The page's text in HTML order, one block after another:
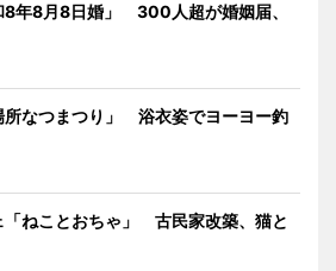
8年8月8日婚」 300人超が婚姻届、
所なつまつり」 浴衣姿でヨーヨー釣
「ねことおちゃ」 古民家改築、猫と